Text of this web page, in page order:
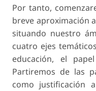
Por tanto,
breve aproximación
situando nuestro
cuatro ejes
educación, el
Partiremos de las
como justificación